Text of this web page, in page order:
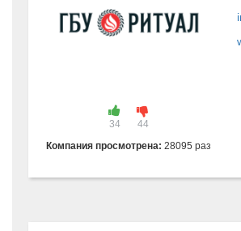
34
44
Компания просмотрена:28095 раз